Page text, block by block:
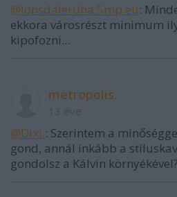
@lonsdaleruha.5mp.eu:
ekkora városrészt minimum
kipofozni...
metropolis.
@Dixi.: Szerintem a
gond, annál inkább a
gondolsz a Kálvin környékével?